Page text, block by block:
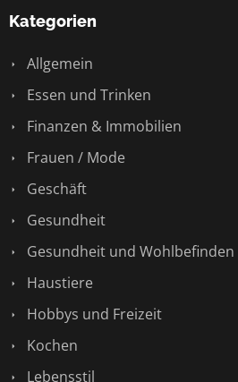
Kategorien
Allgemein
Essen und Trinken
Finanzen & Immobilien
Frauen / Mode
Geschäft
Gesundheit
Gesundheit und Wohlbefinden
Haustiere
Hobbys und Freizeit
Kochen
Lebensstil